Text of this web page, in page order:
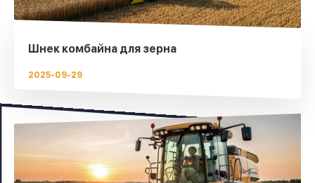
Шнек комбайна для зерна
2025-09-29